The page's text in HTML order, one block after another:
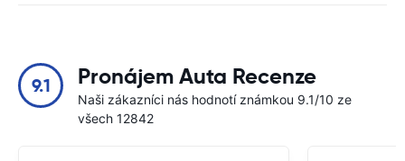
9.1 Pronájem Auta Recenze
Naši zákazníci nás hodnotí známkou 9.1/10 ze
všech 12842